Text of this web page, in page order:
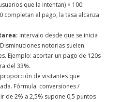
que la intentan) × 100.
completan el pago, la tasa alcanza
intervalo desde que se inicia
notorias suelen
Ejemplo: acortar un pago de 120s
del 33%.
proporción de visitantes que
Fórmula: conversiones /
de 2% a 2,5% supone 0,5 puntos